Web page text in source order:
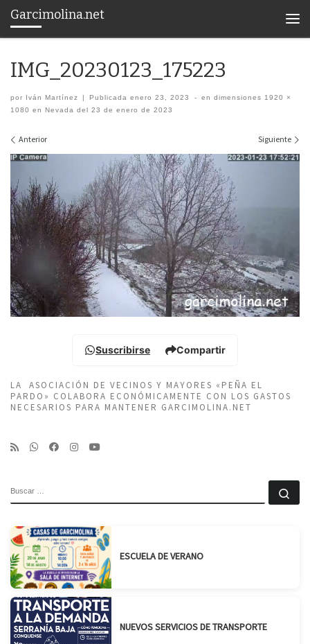
Saltar al contenido
Garcimolina.net
IMG_20230123_175223
por Iván Martínez | Publicadaenero 23, 2023 - en dimensiones 1920 ×
1080 en Nevada del 23 de enero de 2023
Navegación de imágenes
Anterior Siguiente
Suscribirse Compartir
LA ASOCIACIÓN DE VECINOS Y MAYORES «PEÑA EL
PARDO» COLABORA ECONÓMICAMENTE CON LOS GASTOS
NECESARIOS PARA MANTENER GARCIMOLINA.NET
ESCUELA DE VERANO
NUEVOS SERVICIOS DE TRANSPORTE